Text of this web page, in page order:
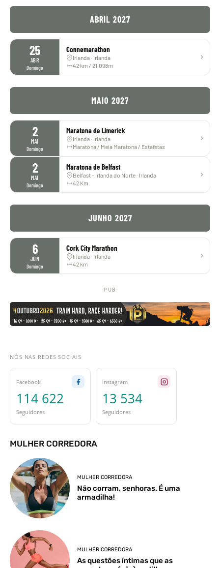
ABRIL 2027
25
ABR
Domingo
Connemarathon
Irlanda · Irlanda
42 km / 21,098m
MAIO 2027
2
MAI
Domingo
Maratona de Limerick
Irlanda · Irlanda
Maratona / Meia Maratona / Estafetas
2
MAI
Domingo
Maratona de Belfast
Belfast - Irlanda do Norte · Irlanda
42 Km
JUNHO 2027
6
JUN
Domingo
Cork City Marathon
Irlanda · Irlanda
42 km
PUB
NÓS NAS REDES SOCIAIS
Facebook
114 622
Seguidores
Instagram
13 534
Seguidores
MULHER CORREDORA
MULHER CORREDORA
Não corram, senhoras. É uma
armadilha!
MULHER CORREDORA
As questões íntimas que as